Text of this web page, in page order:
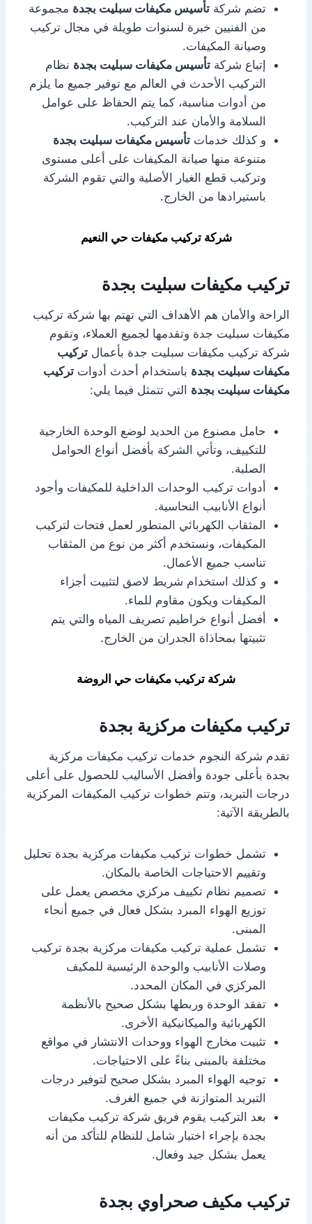
تضم شركة تأسيس مكيفات سبليت بجدة مجموعة
من الفنيين خبرة لسنوات طويلة في مجال تركيب
وصيانة المكيفات.
إتباع شركة تأسيس مكيفات سبليت بجدة نظام
التركيب الأحدث في العالم مع توفير جميع ما يلزم
من أدوات مناسبة، كما يتم الحفاظ على عوامل
السلامة والأمان عند التركيب.
و كذلك خدمات تأسيس مكيفات سبليت بجدة
متنوعة منها صيانة المكيفات على أعلى مستوى
وتركيب قطع الغيار الأصلية والتي تقوم الشركة
باستيرادها من الخارج.
شركة تركيب مكيفات حي النعيم
تركيب مكيفات سبليت بجدة
الراحة والأمان هم الأهداف التي تهتم بها شركة تركيب
مكيفات سبليت جدة وتقدمها لجميع العملاء، وتقوم
شركة تركيب مكيفات سبليت جدة بأعمال تركيب
مكيفات سبليت بجدة باستخدام أحدث أدوات تركيب
مكيفات سبليت بجدة التي تتمثل فيما يلي:
حامل مصنوع من الحديد لوضع الوحدة الخارجية
للتكييف، وتأتي الشركة بأفضل أنواع الحوامل
الصلبة.
أدوات تركيب الوحدات الداخلية للمكيفات وأجود
أنواع الأنابيب النحاسية.
المثقاب الكهربائي المتطور لعمل فتحات لتركيب
المكيفات، ونستخدم أكثر من نوع من المثقاب
تناسب جميع الأعمال.
و كذلك استخدام شريط لاصق لتثبيت أجزاء
المكيفات ويكون مقاوم للماء.
أفضل أنواع خراطيم تصريف المياه والتي يتم
تثبيتها بمحاذاة الجدران من الخارج.
شركة تركيب مكيفات حي الروضة
تركيب مكيفات مركزية بجدة
تقدم شركة النجوم خدمات تركيب مكيفات مركزية
بجدة بأعلى جودة وأفضل الأساليب للحصول على أعلى
درجات التبريد، وتتم خطوات تركيب المكيفات المركزية
بالطريقة الآتية:
تشمل خطوات تركيب مكيفات مركزية بجدة تحليل
وتقييم الاحتياجات الخاصة بالمكان.
تصميم نظام تكييف مركزي مخصص يعمل على
توزيع الهواء المبرد بشكل فعال في جميع أنحاء
المبنى.
تشمل عملية تركيب مكيفات مركزية بجدة تركيب
وصلات الأنابيب والوحدة الرئيسية للمكيف
المركزي في المكان المحدد.
تفقد الوحدة وربطها بشكل صحيح بالأنظمة
الكهربائية والميكانيكية الأخرى.
تثبيت مخارج الهواء ووحدات الانتشار في مواقع
مختلفة بالمبنى بناءً على الاحتياجات.
توجيه الهواء المبرد بشكل صحيح لتوفير درجات
التبريد المتوازنة في جميع الغرف.
بعد التركيب يقوم فريق شركة تركيب مكيفات
بجدة بإجراء اختبار شامل للنظام للتأكد من أنه
يعمل بشكل جيد وفعال.
تركيب مكيف صحراوي بجدة